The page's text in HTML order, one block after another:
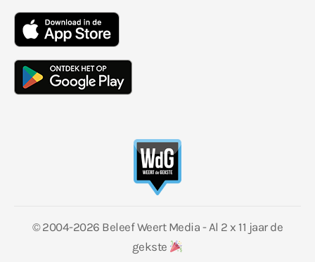
© 2004-2026 Beleef Weert Media - Al 2 x 11 jaar de
gekste